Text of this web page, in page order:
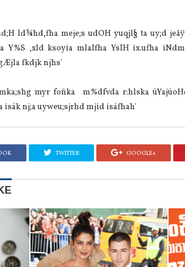
ld¾hd,fha meje;s udOH yuqjl§ ta uy;d
Y%S ,xld ksoyia mlaIfha YsIH ix.ufha
fkdjk njhs'
myr foñka m%dfvda r:hlska
isák nj;a uyweu;sjrhd mjid isáfhah'
TWITTER GOOGLE+